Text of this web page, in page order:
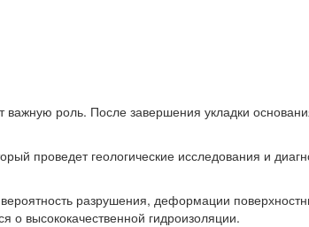
важную роль. После завершения укладки
проведет геологические исследования и
разрушения, деформации
о высококачественной гидроизоляции.